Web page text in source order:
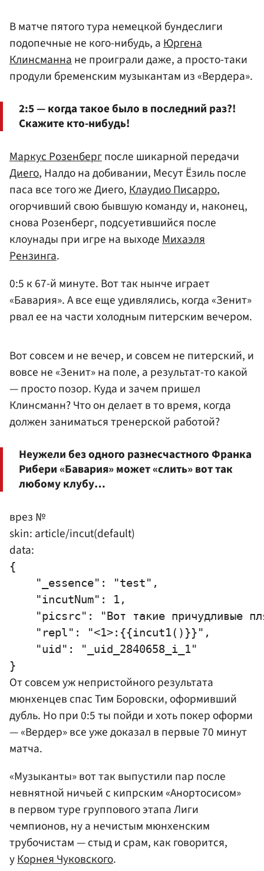
В матче пятого тура немецкой бундеслиги
подопечные не кого-нибудь, аЮргена
Клинсманнане проиграли даже, а просто-таки
продули бременским музыкантам из «Вердера».
2:5 — когда такое было в последний раз?!
Скажите кто-нибудь!
Маркус Розенбергпосле шикарной передачи
Диего, Налдо на добивании, Месут Ёзиль после
паса все того же Диего,Клаудио Писарро,
огорчивший свою бывшую команду и, наконец,
снова Розенберг, подсуетившийся после
клоунады при игре на выходеМихаэля
Рензинга.
0:5 к 67-й минуте. Вот так нынче играет
«Бавария». А все еще удивлялись, когда «Зенит»
рвал ее на части холодным питерским вечером.
Вот совсем и не вечер, и совсем не питерский, и
вовсе не «Зенит» на поле, а результат-то какой
— просто позор. Куда и зачем пришел
Клинсманн? Что он делает в то время, когда
должен заниматься тренерской работой?
Неужели без одного разнесчастного Франка
Рибери «Бавария» может «слить» вот так
любому клубу…
врез №
skin: article/incut(default)
data:
{
    "_essence": "test",
    "incutNum": 1,
"picsrc": "Вот такие причудливые
    "repl": "<1>:{{incut1()}}",
    "uid": "_uid_2840658_i_1"
От совсем уж непристойного результата
мюнхенцев спасТим Боровски, оформивший
дубль. Но при 0:5 ты пойди и хоть покер оформи
— «Вердер» все уже доказал в первые 70 минут
матча.
«Музыканты» вот так выпустили пар после
невнятной ничьей с кипрским «Анортосисом»
в первом туре группового этапа Лиги
чемпионов, ну а нечистым мюнхенским
трубочистам — стыд и срам, как говорится,
уКорнея Чуковского.